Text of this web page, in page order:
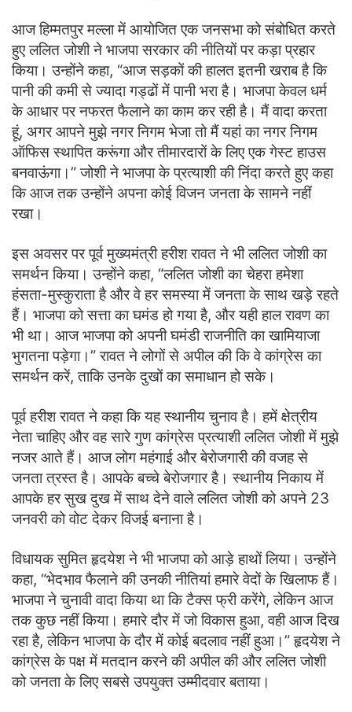
आज हिम्मतपुर मल्ला में आयोजित एक जनसभा को संबोधित करते
हुए ललित जोशी ने भाजपा सरकार की नीतियों पर कड़ा प्रहार
किया। उन्होंने कहा, “आज सड़कों की हालत इतनी खराब है कि
पानी की कमी से ज्यादा गड्ढों में पानी भरा है। भाजपा केवल धर्म
के आधार पर नफरत फैलाने का काम कर रही है। मैं वादा करता
हूं, अगर आपने मुझे नगर निगम भेजा तो मैं यहां का नगर निगम
ऑफिस स्थापित करूंगा और तीमारदारों के लिए एक गेस्ट हाउस
बनवाऊंगा।” जोशी ने भाजपा के प्रत्याशी की निंदा करते हुए कहा
कि आज तक उन्होंने अपना कोई विजन जनता के सामने नहीं
रखा।
इस अवसर पर पूर्व मुख्यमंत्री हरीश रावत ने भी ललित जोशी का
समर्थन किया। उन्होंने कहा, “ललित जोशी का चेहरा हमेशा
हंसता-मुस्कुराता है और वे हर समस्या में जनता के साथ खड़े रहते
हैं। भाजपा को सत्ता का घमंड हो गया है, और यही हाल रावण का
भी था। आज भाजपा को अपनी घमंडी राजनीति का खामियाजा
भुगतना पड़ेगा।” रावत ने लोगों से अपील की कि वे कांग्रेस का
समर्थन करें, ताकि उनके दुखों का समाधान हो सके।
पूर्व हरीश रावत ने कहा कि यह स्थानीय चुनाव है। हमें क्षेत्रीय
नेता चाहिए और वह सारे गुण कांग्रेस प्रत्याशी ललित जोशी में मुझे
नजर आते हैं। आज लोग महंगाई और बेरोजगारी की वजह से
जनता त्रस्त है। आपके बच्चे बेरोजगार है। स्थानीय निकाय में
आपके हर सुख दुख में साथ देने वाले ललित जोशी को अपने 23
जनवरी को वोट देकर विजई बनाना है।
विधायक सुमित हृदयेश ने भी भाजपा को आड़े हाथों लिया। उन्होंने
कहा, “भेदभाव फैलाने की उनकी नीतियां हमारे वेदों के खिलाफ हैं।
भाजपा ने चुनावी वादा किया था कि टैक्स फ्री करेंगे, लेकिन आज
तक कुछ नहीं किया। हमारे दौर में जो विकास हुआ, वही आज दिख
रहा है, लेकिन भाजपा के दौर में कोई बदलाव नहीं हुआ।” हृदयेश ने
कांग्रेस के पक्ष में मतदान करने की अपील की और ललित जोशी
को जनता के लिए सबसे उपयुक्त उम्मीदवार बताया।